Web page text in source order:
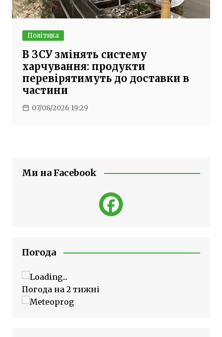
Політика
В ЗСУ змінять систему
харчування: продукти
перевірятимуть до доставки в
частини
07/08/2026 19:29
Ми на Facebook
Погода
Погода на 2 тижні